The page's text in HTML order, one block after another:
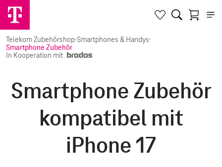
Telekom Zubehörshop·Smartphones & Handys·
Smartphone Zubehör
In Kooperation mit
Smartphone Zubehör
kompatibel mit
iPhone 17